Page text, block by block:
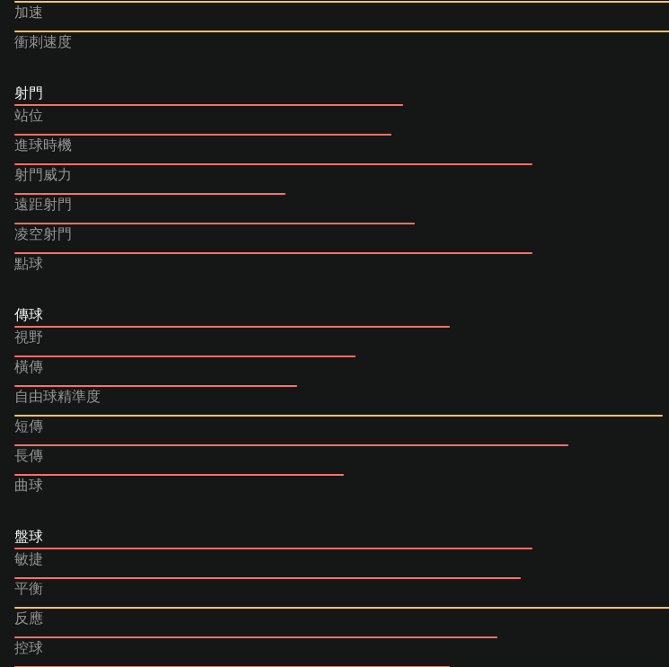
加速
衝刺速度
射門
站位
進球時機
射門威力
遠距射門
凌空射門
點球
傳球
視野
橫傳
自由球精準度
短傳
長傳
曲球
盤球
敏捷
平衡
反應
控球